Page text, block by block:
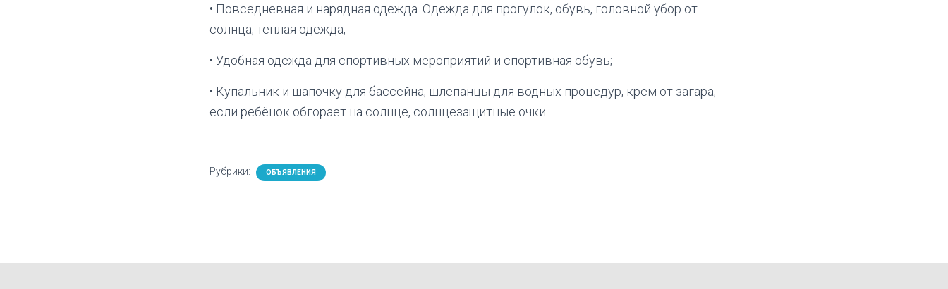
• Повседневная и нарядная одежда. Одежда для прогулок, обувь, головной убор от
солнца, теплая одежда;
• Удобная одежда для спортивных мероприятий и спортивная обувь;
• Купальник и шапочку для бассейна, шлепанцы для водных процедур, крем от загара,
если ребёнок обгорает на солнце, солнцезащитные очки.
Рубрики: ОБЪЯВЛЕНИЯ